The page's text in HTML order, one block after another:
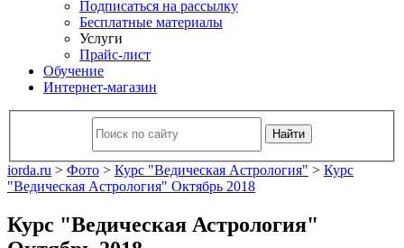
Подписаться на рассылку
Бесплатные материалы
Услуги
Прайс-лист
Обучение
Интернет-магазин
Найти
iorda.ru > Фото > Курс "Ведическая Астрология" > Курс
"Ведическая Астрология" Октябрь 2018
Курс "Ведическая Астрология"